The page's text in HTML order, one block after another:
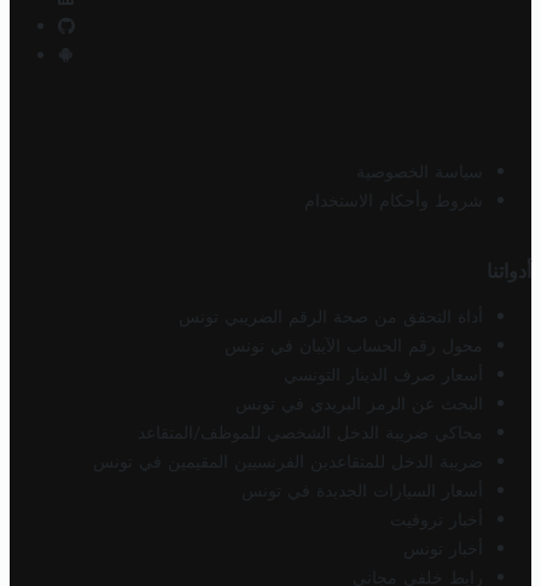
سياسة الخصوصية
شروط وأحكام الاستخدام
أدواتنا
أداة التحقق من صحة الرقم الضريبي تونس
محول رقم الحساب الآيبان في تونس
أسعار صرف الدينار التونسي
البحث عن الرمز البريدي في تونس
محاكي ضريبة الدخل الشخصي للموظف/المتقاعد
ضريبة الدخل للمتقاعدين الفرنسيين المقيمين في تونس
أسعار السيارات الجديدة في تونس
أخبار تروفيت
أخبار تونس
رابط خلفي مجاني